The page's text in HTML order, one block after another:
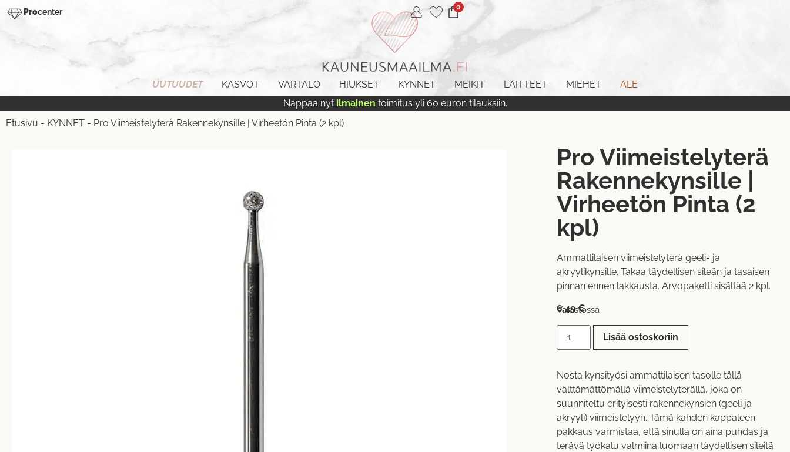
Procenter 0
UUTUUDET KASVOT VARTALO HIUKSET KYNNET MEIKIT LAITTEET MIEHET
ALE
Nappaa nyt ilmainen toimitus yli 60 euron tilauksiin.
Etusivu - KYNNET - Pro Viimeistelyterä Rakennekynsille | Virheetön Pinta (2 kpl)
Pro Viimeistelyterä
Rakennekynsille |
Virheetön Pinta (2
kpl)
Ammattilaisen viimeistelyterä geeli- ja
akryylikynsille. Takaa täydellisen sileän ja tasaisen
pinnan ennen lakkausta. Arvopaketti sisältää 2 kpl.
6,49€
Varastossa
Lisää ostoskoriin
Nosta kynsityösi ammattilaisen tasolle tällä
välttämättömällä viimeistelyterällä, joka on
suunniteltu erityisesti rakennekynsien (geeli ja
akryyli) viimeistelyyn. Tämä kahden kappaleen
pakkaus varmistaa, että sinulla on aina puhdas ja
terävä työkalu valmiina luomaan täydellisen sileitä